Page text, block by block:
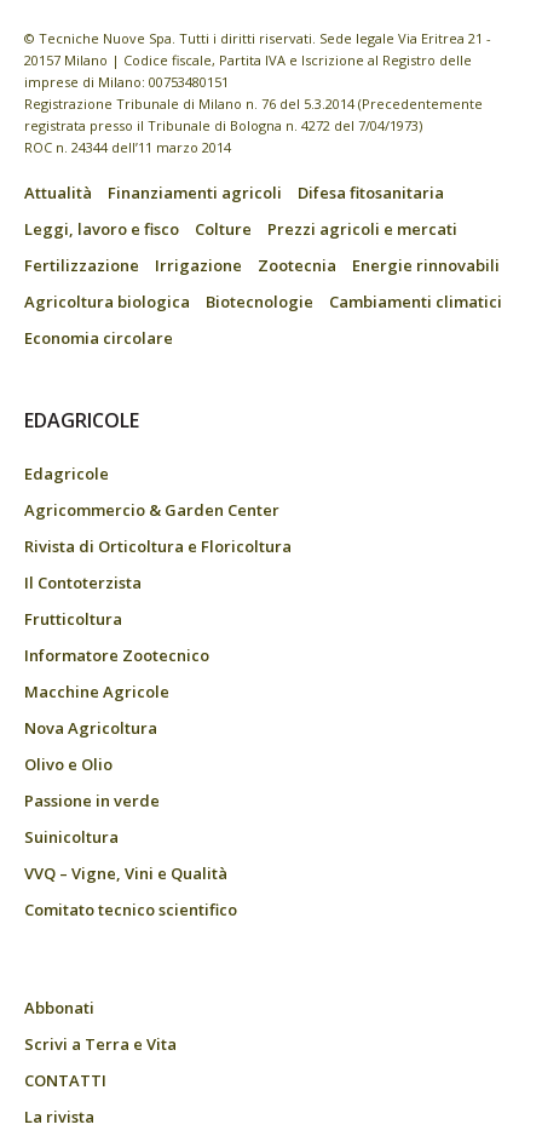
© Tecniche Nuove Spa. Tutti i diritti riservati. Sede legale Via Eritrea 21 -
20157 Milano | Codice fiscale, Partita IVA e Iscrizione al Registro delle
imprese di Milano: 00753480151
Registrazione Tribunale di Milano n. 76 del 5.3.2014 (Precedentemente
registrata presso il Tribunale di Bologna n. 4272 del 7/04/1973)
ROC n. 24344 dell’11 marzo 2014
Attualità Finanziamenti agricoli
Difesa fitosanitaria
Leggi, lavoro e fisco
Colture
Prezzi agricoli e mercati
Fertilizzazione
Irrigazione Zootecnia
Energie rinnovabili
Agricoltura biologica
Biotecnologie
Cambiamenti climatici
Economia circolare
EDAGRICOLE
Edagricole
Agricommercio & Garden Center
Rivista di Orticoltura e Floricoltura
Il Contoterzista
Frutticoltura
Informatore Zootecnico
Macchine Agricole
Nova Agricoltura
Olivo e Olio
Passione in verde
Suinicoltura
VVQ – Vigne, Vini e Qualità
Comitato tecnico scientifico
Abbonati
Scrivi a Terra e Vita
CONTATTI
La rivista